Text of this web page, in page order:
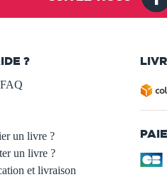
?
un livre ?
un livre ?
et livraison